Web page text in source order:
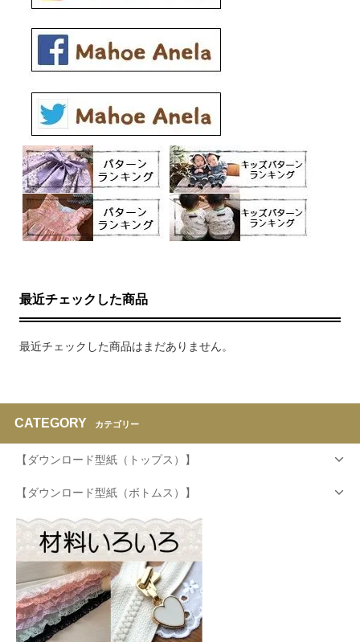
最近チェックした商品
最近チェックした商品はまだありません。
CATEGORY カテゴリー
【ダウンロード型紙（トップス）】
【ダウンロード型紙（ボトムス）】